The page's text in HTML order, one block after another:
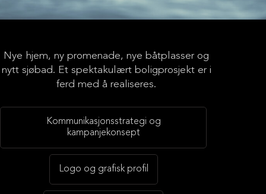
PYNTENESET
Din egen øy,
Nye hjem, ny promenade, nye båtplasser og
nytt sjøbad. Et spektakulært boligprosjekt er i
ferd med å realiseres.
Kommunikasjonsstrategi og
kampanjekonsept
Logo og grafisk profil